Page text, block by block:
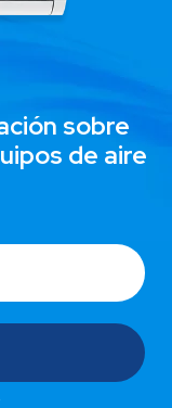
sobre
de aire